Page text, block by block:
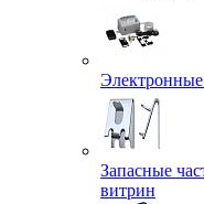
Запасные
витрин